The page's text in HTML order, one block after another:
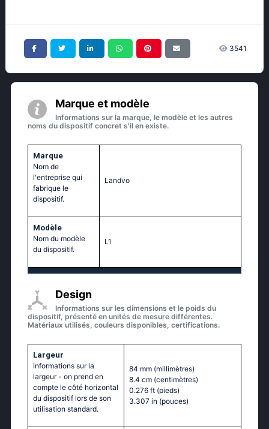
3541
Marque et modèle
Informations sur la marque, le modèle et les autres
noms du dispositif concret s'il en existe.
Marque
Nom de
l'entreprise qui
fabrique le
dispositif.
Landvo
Modèle
Nom du modèle
du dispositif.
L1
Design
Informations sur les dimensions et le poids du
dispositif, présenté en unités de mesure différentes.
Matériaux utilisés, couleurs disponibles, certifications.
Largeur
Informations sur la
largeur - on prend en
compte le côté horizontal
du dispositif lors de son
utilisation standard.
84 mm (millimètres)
8.4 cm (centimètres)
0.276 ft (pieds)
3.307 in (pouces)